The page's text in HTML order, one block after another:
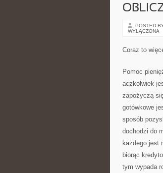
POSTED
WYŁĄCZONA
Coraz to
Pomoc
aczkolwiek
zapożyczą
gotówkowe
sposób
dochodzi do
każdego jest
biorąc
tym wypada